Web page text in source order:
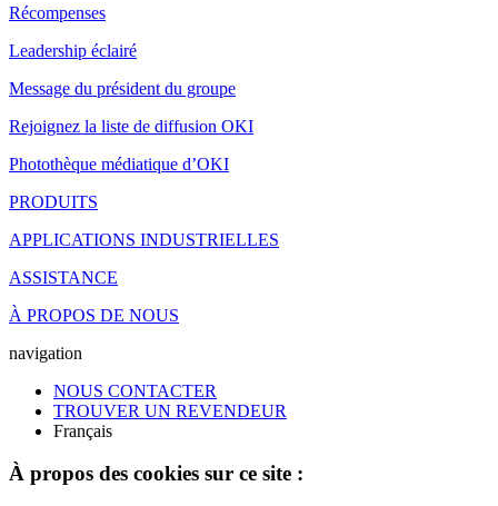
Récompenses
Leadership éclairé
Message du président du groupe
Rejoignez la liste de diffusion OKI
Photothèque médiatique d’OKI
PRODUITS
APPLICATIONS INDUSTRIELLES
ASSISTANCE
À PROPOS DE NOUS
navigation
NOUS CONTACTER
TROUVER UN REVENDEUR
Français
À propos des cookies sur ce site :